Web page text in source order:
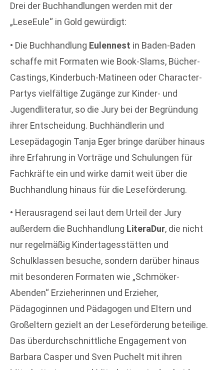
Drei der Buchhandlungen werden mit der
„LeseEule“ in Gold gewürdigt:
• Die Buchhandlung Eulennest in Baden-Baden
schaffe mit Formaten wie Book-Slams, Bücher-
Castings, Kinderbuch-Matineen oder Character-
Partys vielfältige Zugänge zur Kinder- und
Jugendliteratur, so die Jury bei der Begründung
ihrer Entscheidung. Buchhändlerin und
Lesepädagogin Tanja Eger bringe darüber hinaus
ihre Erfahrung in Vorträge und Schulungen für
Fachkräfte ein und wirke damit weit über die
Buchhandlung hinaus für die Leseförderung.
• Herausragend sei laut dem Urteil der Jury
außerdem die Buchhandlung LiteraDur, die nicht
nur regelmäßig Kindertagesstätten und
Schulklassen besuche, sondern darüber hinaus
mit besonderen Formaten wie „Schmöker-
Abenden“ Erzieherinnen und Erzieher,
Pädagoginnen und Pädagogen und Eltern und
Großeltern gezielt an der Leseförderung beteilige.
Das überdurchschnittliche Engagement von
Barbara Casper und Sven Puchelt mit ihren